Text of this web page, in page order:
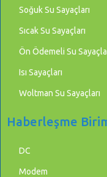
Soğuk Su Sayaçları
Sıcak Su Sayaçları
Ön Ödemeli Su
Isı Sayaçları
Woltman Su Sayaçları
Haberleşme
DC
Modem